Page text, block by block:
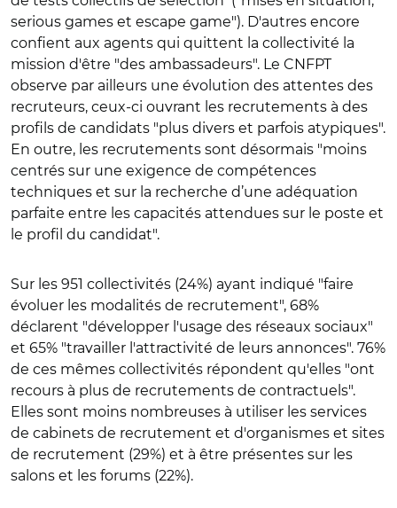
serious games et escape game"). D'autres encore
confient aux agents qui quittent la collectivité la
mission d'être "des ambassadeurs". Le CNFPT
observe par ailleurs une évolution des attentes des
recruteurs, ceux-ci ouvrant les recrutements à des
profils de candidats "plus divers et parfois atypiques".
En outre, les recrutements sont désormais "moins
centrés sur une exigence de compétences
techniques et sur la recherche d’une adéquation
parfaite entre les capacités attendues sur le poste et
le profil du candidat".
Sur les 951 collectivités (24%) ayant indiqué "faire
évoluer les modalités de recrutement", 68%
déclarent "développer l'usage des réseaux sociaux"
et 65% "travailler l'attractivité de leurs annonces". 76%
de ces mêmes collectivités répondent qu'elles "ont
recours à plus de recrutements de contractuels".
Elles sont moins nombreuses à utiliser les services
de cabinets de recrutement et d'organismes et sites
de recrutement (29%) et à être présentes sur les
salons et les forums (22%).